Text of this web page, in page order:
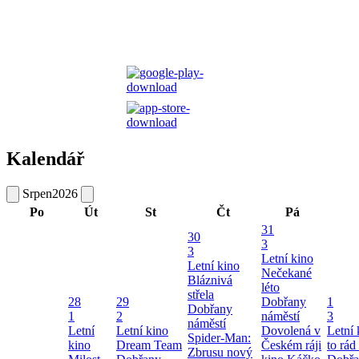
Kalendář
Srpen2026
Po
Út St Čt Pá
28
1
Letní
kino
29
2
Letní kino
Dream Team
30
3
Letní kino
Bláznivá
střela
Dobřany
náměstí
Spider-Man:
Zbrusu nový
31
3
Letní kino
Nečekané
léto
Dobřany
náměstí
Dovolená v
Českém ráji
1
3
Letní
to